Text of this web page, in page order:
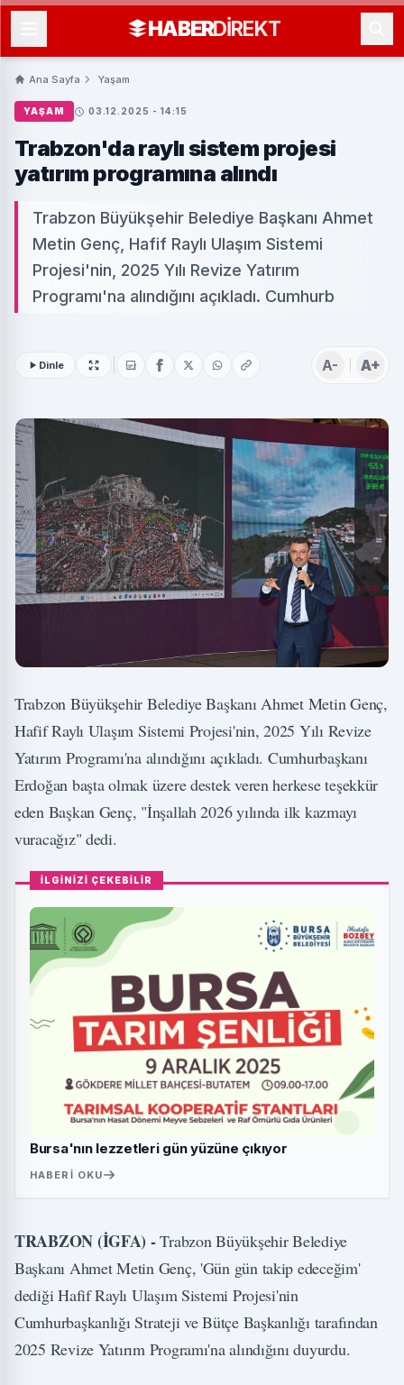
HABERDIREKT
Ana Sayfa Yaşam
YAŞAM 03.12.2025 - 14:15
Trabzon'da raylı sistem projesi
yatırım programına alındı
Trabzon Büyükşehir Belediye Başkanı Ahmet
Metin Genç, Hafif Raylı Ulaşım Sistemi
Projesi'nin, 2025 Yılı Revize Yatırım
Programı'na alındığını açıkladı. Cumhurb
Dinle A- A+
Trabzon Büyükşehir Belediye Başkanı Ahmet Metin Genç,
Hafif Raylı Ulaşım Sistemi Projesi'nin, 2025 Yılı Revize
Yatırım Programı'na alındığını açıkladı. Cumhurbaşkanı
Erdoğan başta olmak üzere destek veren herkese teşekkür
eden Başkan Genç, "İnşallah 2026 yılında ilk kazmayı
vuracağız" dedi.
İLGİNİZİ ÇEKEBİLİR
Bursa'nın lezzetleri gün yüzüne çıkıyor
HABERI OKU
TRABZON (İGFA) -Trabzon Büyükşehir Belediye
Başkanı Ahmet Metin Genç, 'Gün gün takip edeceğim'
dediği Hafif Raylı Ulaşım Sistemi Projesi'nin
Cumhurbaşkanlığı Strateji ve Bütçe Başkanlığı tarafından
2025 Revize Yatırım Programı'na alındığını duyurdu.